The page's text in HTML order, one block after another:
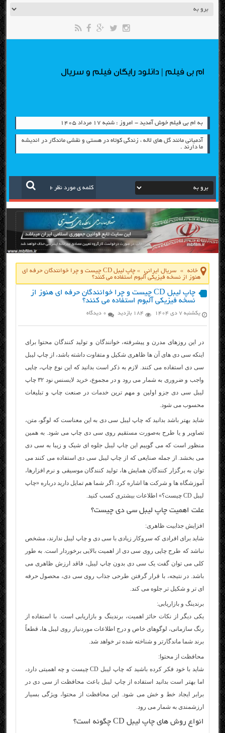
ام بی فیلم | دانلود رایگان فیلم و سریال
به ام بی فیلم خوش آمدید - امروز : شنبه ۱۷ مرداد ۱۴۰۵
آدمیانی مانند گل های لاله ، زندگی کوتاه در هستی و نقشی ماندگار در اندیشه
ما دارند .
خانه » سریال ایرانی »
چاپ لیبل CD چیست و چرا خوانندگان حرفه‌ ای
هنوز از نسخه فیزیکی آلبوم استفاده می‌ کنند؟
چاپ لیبل CD چیست و چرا خوانندگان حرفه‌ ای هنوز از
نسخه فیزیکی آلبوم استفاده می‌ کنند؟
یکشنبه ۷ دی ۱۴۰۴ 184 بازدید 0 دیدگاه
در این روزهای مدرن و پیشرفته، خوانندگان و تولید کنندگان محتوا برای
اینکه سی‌ دی‌ های آن‌ ها ظاهری شکیل و متفاوت داشته باشد، از چاپ لیبل
سی‌ دی استفاده می‌ کنند. لازم به ذکر است بدانید که این نوع چاپ، چاپی
واجب و ضروری به شمار می‌ رود و در مجموع،خرید لایسنس نود ۳۲
چاپ
لیبل سی‌ دی جزو اولین و مهم‌ ترین خدمات در صنعت چاپ و تبلیغات
محسوب می‌ شود.
شاید بهتر باشد بدانید که چاپ لیبل سی‌ دی به این معناست که لوگو، متن،
تصاویر و یا طرح به‌صورت مستقیم روی سی‌ دی چاپ می‌ شود. به همین
منظور است که می‌ گوییم این چاپ لیبل جلوه‌ ای شیک و زیبا به سی‌ دی
می‌ بخشد. از جمله صنایعی که از چاپ لیبل سی‌ دی استفاده می‌ کنند می‌
توان به برگزار کنندگان همایش‌ ها، تولید کنندگان موسیقی و نرم‌ افزارها،
آموزشگاه‌ ها و شرکت‌ ها اشاره کرد. اگر شما هم تمایل دارید درباره «چاپ
لیبل CD چیست؟» اطلاعات بیشتری کسب کنید.
علت اهمیت چاپ لیبل سی‌ دی چیست؟
افزایش جذابیت ظاهری:
شاید برای افرادی که سروکار زیادی با سی‌ دی و چاپ لیبل ندارند، مشخص
نباشد که طرح چاپی روی سی‌ دی از اهمیت بالایی برخوردار است. به‌ طور
کلی می‌ توان گفت یک سی‌ دی بدون چاپ لیبل، فاقد ارزش ظاهری می‌
باشد. در نتیجه، با قرار گرفتن طرحی جذاب روی سی‌ دی، محصول حرفه‌
ای‌ تر و شکیل‌ تر جلوه می‌ کند.
برندینگ و بازاریابی:
یکی دیگر از نکات حائز اهمیت، برندینگ و بازاریابی است. با استفاده از
رنگ سازمانی، لوگوهای خاص و درج اطلاعات موردنیاز روی لیبل‌ ها، قطعاً
برند شما ماندگارتر و شناخته‌ شده‌ تر خواهد شد.
محافظت از محتوا:
شاید با خود فکر کرده باشید که چاپ لیبل CD چیست و چه اهمیتی دارد،
اما بهتر است بدانید استفاده از چاپ لیبل باعث محافظت از سی‌ دی در
برابر ایجاد خط و خش می‌ شود. این محافظت از محتوا، ویژگی بسیار
ارزشمندی به شمار می‌ رود.
انواع روش‌ های چاپ لیبل CD چگونه است؟